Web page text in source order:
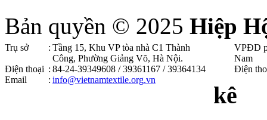
Bản quyền © 2025 Hiệp
Trụ sở : Tầng 15, Khu VP tòa nhà C1 Thành
Công, Phường Giảng Võ, Hà Nội .
Điện thoại : 84-24-39349608 / 39361167 / 39364134
Email
: info@vietnamtextile.org.vn
VPĐD
Nam
Điện
kê